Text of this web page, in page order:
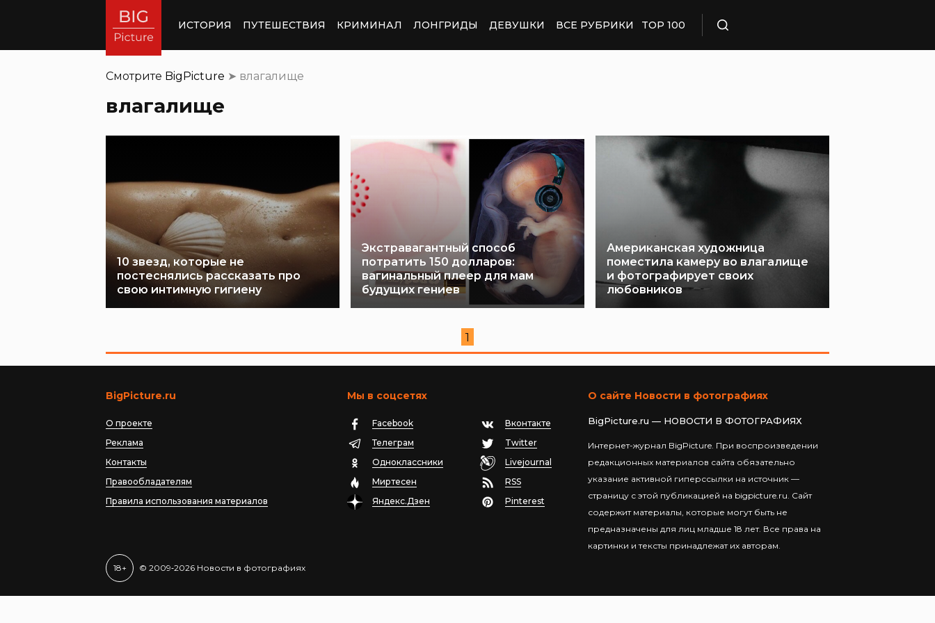
ИСТОРИЯ ПУТЕШЕСТВИЯ КРИМИНАЛ ЛОНГРИДЫ ДЕВУШКИ ВСЕ РУБРИКИ TOP 100
Смотрите BigPicture ➤ влагалище
влагалище
10 звезд, которые не
постеснялись рассказать про
свою интимную гигиену
Экстравагантный способ
потратить 150 долларов:
вагинальный плеер для мам
будущих гениев
Американская художница
поместила камеру во влагалище
и фотографирует своих
любовников
1
BigPicture.ru
О проекте
Реклама
Контакты
Правообладателям
Правила использования материалов
Мы в соцсетях
Facebook
Вконтакте
Телеграм
Twitter
Одноклассники
Livejournal
Миртесен
RSS
Яндекс.Дзен
Pinterest
О сайте Новости в фотографиях
BigPicture.ru — НОВОСТИ В ФОТОГРАФИЯХ
Интернет-журнал BigPicture. При воспроизведении
редакционных материалов сайта обязательно
указание активной гиперссылки на источник —
страницу с этой публикацией на bigpicture.ru. Сайт
содержит материалы, которые могут быть не
предназначены для лиц младше 18 лет. Все права на
картинки и тексты принадлежат их авторам.
18+ © 2009‐2026 Новости в фотографиях